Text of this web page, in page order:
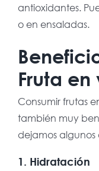
antioxidantes.
o en ensaladas.
Fruta en
Consumir frutas
también muy
dejamos algunos
1. Hidratación